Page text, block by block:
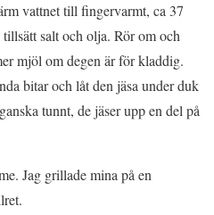
vattnet till fingervarmt, ca 37
salt och olja. Rör om och
mjöl om degen är för kladdig.
bitar och låt den jäsa under duk
tunnt, de jäser upp en del på
Jag grillade mina på en